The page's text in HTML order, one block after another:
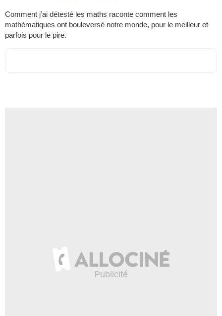
Comment j’ai détesté les maths raconte comment les
mathématiques ont bouleversé notre monde, pour le meilleur et
parfois pour le pire.